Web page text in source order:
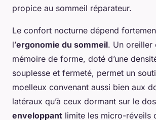
propice au sommeil réparateur.
Le confort nocturne dépend
l’ergonomie du sommeil. Un oreiller
mémoire de forme, doté d’une
souplesse et fermeté, permet un
moelleux convenant aussi bien aux
latéraux qu’à ceux dormant sur le
enveloppant limite les micro-réveils